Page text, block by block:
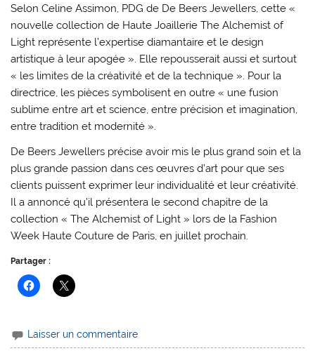
Selon Celine Assimon, PDG de De Beers Jewellers, cette «
nouvelle collection de Haute Joaillerie The Alchemist of
Light représente l’expertise diamantaire et le design
artistique à leur apogée ». Elle repousserait aussi et surtout
« les limites de la créativité et de la technique ». Pour la
directrice, les pièces symbolisent en outre « une fusion
sublime entre art et science, entre précision et imagination,
entre tradition et modernité ».
De Beers Jewellers précise avoir mis le plus grand soin et la
plus grande passion dans ces œuvres d’art pour que ses
clients puissent exprimer leur individualité et leur créativité.
Il a annoncé qu’il présentera le second chapitre de la
collection « The Alchemist of Light » lors de la Fashion
Week Haute Couture de Paris, en juillet prochain.
Partager :
Laisser un commentaire